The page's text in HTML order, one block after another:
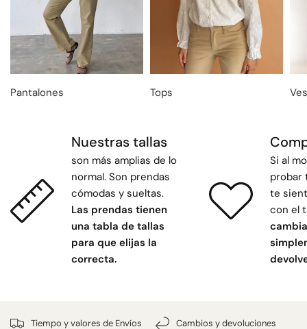
Pantalones Tops
Nuestras tallas
son más amplias de lo
normal. Son prendas
cómodas y sueltas.
Las prendas tienen
una tabla de tallas
para que elijas la
correcta.
Si al
probar
te
con el
Tiempo y valores de Envíos Cambios y devoluciones